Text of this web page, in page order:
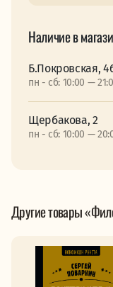
Наличие в
Б.Покровская,
пн - сб: 10:00 —
Щербакова, 2
пн - сб: 10:00 —
Другие товары